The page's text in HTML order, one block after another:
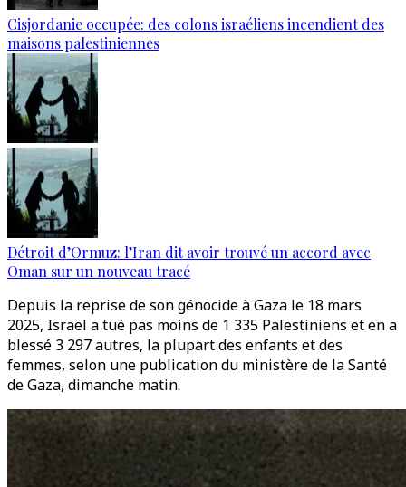
Cisjordanie occupée: des colons israéliens incendient des
maisons palestiniennes
Détroit d’Ormuz: l’Iran dit avoir trouvé un accord avec
Oman sur un nouveau tracé
Depuis la reprise de son génocide à Gaza le 18 mars
2025, Israël a tué pas moins de 1 335 Palestiniens et en a
blessé 3 297 autres, la plupart des enfants et des
femmes, selon une publication du ministère de la Santé
de Gaza, dimanche matin.